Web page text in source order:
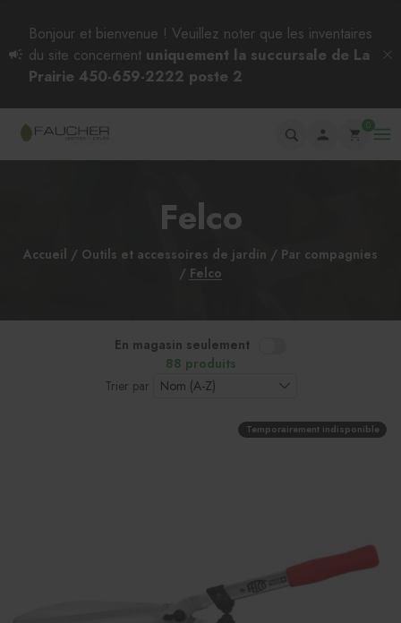
Bonjour et bienvenue ! Veuillez noter que les inventaires
du site concernent uniquement la succursale de La
Prairie 450-659-2222 poste 2
Felco
Accueil Outils et accessoires de jardin
Par compagnies
Felco
En magasin seulement
88 produits
Trier par
Temporairement indisponible